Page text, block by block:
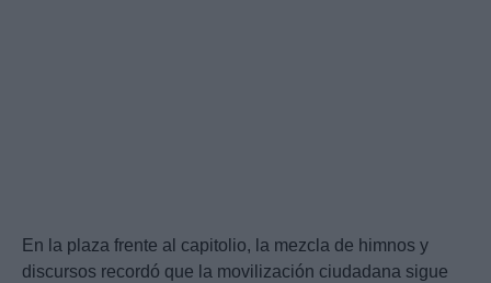
En la plaza frente al capitolio, la mezcla de himnos y
discursos recordó que la movilización ciudadana sigue